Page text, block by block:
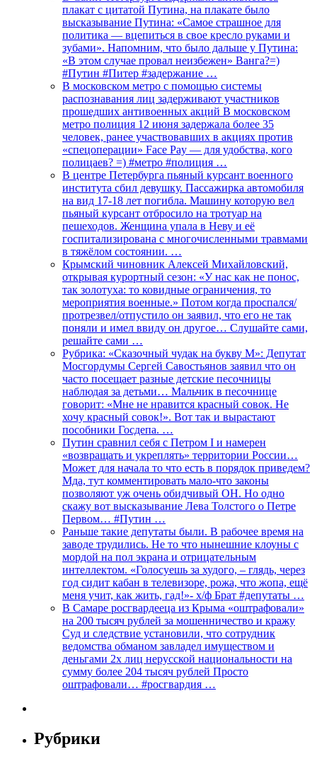
плакат с цитатой Путина, на плакате было
высказывание Путина: «Самое страшное для
политика — вцепиться в свое кресло руками и
зубами». Напомним, что было дальше у Путина:
«В этом случае провал неизбежен» Ванга?=)
#Путин #Питер #задержание …
В московском метро с помощью системы
распознавания лиц задерживают участников
прошедших антивоенных акций В московском
метро полиция 12 июня задержала более 35
человек, ранее участвовавших в акциях против
«спецоперации» Face Pay — для удобства, кого
полицаев? =) #метро #полиция …
В центре Петербурга пьяный курсант военного
института сбил девушку. Пассажирка автомобиля
на вид 17-18 лет погибла. Машину которую вел
пьяный курсант отбросило на тротуар на
пешеходов. Женщина упала в Неву и её
госпитализирована с многочисленными травмами
в тяжёлом состоянии. …
Крымский чиновник Алексей Михайловский,
открывая курортный сезон: «У нас как не понос,
так золотуха: то ковидные ограничения, то
мероприятия военные.» Потом когда проспался/
протрезвел/отпустило он заявил, что его не так
поняли и имел ввиду он другое… Слушайте сами,
решайте сами …
Рубрика: «Сказочный чудак на букву М»: Депутат
Мосгордумы Сергей Савостьянов заявил что он
часто посещает разные детские песочницы
наблюдая за детьми… Мальчик в песочнице
говорит: «Мне не нравится красный совок. Не
хочу красный совок!». Вот так и вырастают
пособники Госдепа. …
Путин сравнил себя с Петром I и намерен
«возвращать и укреплять» территории России…
Может для начала то что есть в порядок приведем?
Мда, тут комментировать мало-что законы
позволяют уж очень обидчивый ОН. Но одно
скажу вот высказывание Лева Толстого о Петре
Первом… #Путин …
Раньше такие депутаты были. В рабочее время на
заводе трудились. Не то что нынешние клоуны с
мордой на пол экрана и отрицательным
интеллектом. «Голосуешь за худого, – глядь, через
год сидит кабан в телевизоре, рожа, что жопа, ещё
меня учит, как жить, гад!»- х/ф Брат #депутаты …
В Самаре росгвардееца из Крыма «оштрафовали»
на 200 тысяч рублей за мошенничество и кражу
Суд и следствие установили, что сотрудник
ведомства обманом завладел имуществом и
деньгами 2х лиц нерусской национальности на
сумму более 204 тысяч рублей Просто
оштрафовали… #росгвардия …
Рубрики